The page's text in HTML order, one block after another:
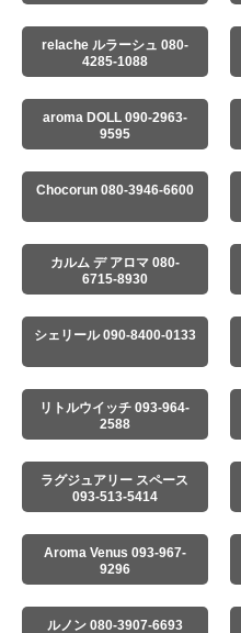
relache ルラーシュ 080-
4285-1088
aroma DOLL 090-2963-
9595
Chocorun 080-3946-6600
カルム デ アロマ 080-
6715-8930
シェリール 090-8400-0133
リトルウイッチ 093-964-
2588
ラグジュアリー スペース
093-513-5414
Aroma Venus 093-967-
9296
ルノン 080-3907-6693